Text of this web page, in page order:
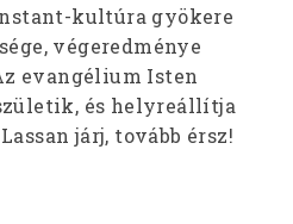
kultúra gyökere
végeredménye
evangélium Isten
és helyreállítja
járj, tovább érsz!